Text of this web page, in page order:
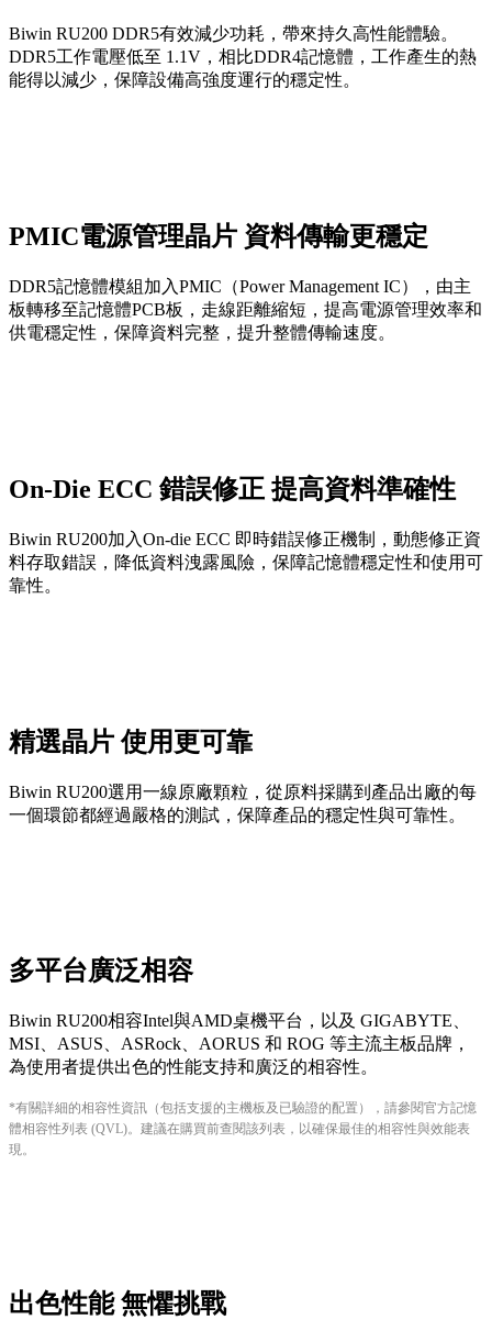
Biwin RU200 DDR5有效減少功耗，帶來持久高性能體驗。
DDR5工作電壓低至 1.1V，相比DDR4記憶體，工作產生的熱
能得以減少，保障設備高強度運行的穩定性。
PMIC電源管理晶片 資料傳輸更穩定
DDR5記憶體模組加入PMIC（Power Management IC），由主
板轉移至記憶體PCB板，走線距離縮短，提高電源管理效率和
供電穩定性，保障資料完整，提升整體傳輸速度。
On-Die ECC 錯誤修正 提高資料準確性
Biwin RU200加入On-die ECC 即時錯誤修正機制，動態修正資
料存取錯誤，降低資料洩露風險，保障記憶體穩定性和使用可
靠性。
精選晶片 使用更可靠
Biwin RU200選用一線原廠顆粒，從原料採購到產品出廠的每
一個環節都經過嚴格的測試，保障產品的穩定性與可靠性。
多平台廣泛相容
Biwin RU200相容Intel與AMD桌機平台，以及 GIGABYTE、
MSI、ASUS、ASRock、AORUS 和 ROG 等主流主板品牌，
為使用者提供出色的性能支持和廣泛的相容性。
*有關詳細的相容性資訊（包括支援的主機板及已驗證的配置），請參閱官方記憶
體相容性列表 (QVL)。建議在購買前查閱該列表，以確保最佳的相容性與效能表
現。
出色性能 無懼挑戰